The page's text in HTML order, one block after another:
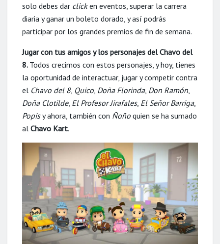
solo debes dar clicken eventos, superar la carrera
diaria y ganar un boleto dorado, y así podrás
participar por los grandes premios de fin de semana.
Jugar con tus amigos y los personajes del Chavo del
8. Todos crecimos con estos personajes, y hoy, tienes
la oportunidad de interactuar, jugar y competir contra
el Chavo del 8, Quico Doña Florinda, Don Ramón
Doña Clotilde, El Profesor Jirafales, El Señor Barriga,
Popisy ahora, también con Ñoño quien se ha sumado
al Chavo Kart.